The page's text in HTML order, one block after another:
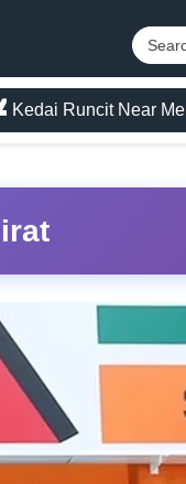
Kedai Runcit Near Me